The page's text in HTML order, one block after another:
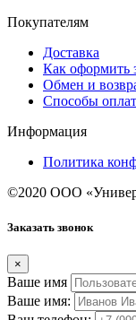
Покупателям
Доставка
Как оформить
Обмен и
Способы
Информация
Политика
©2020 ООО
Заказать звонок
×
Ваше имя
Ваше имя: